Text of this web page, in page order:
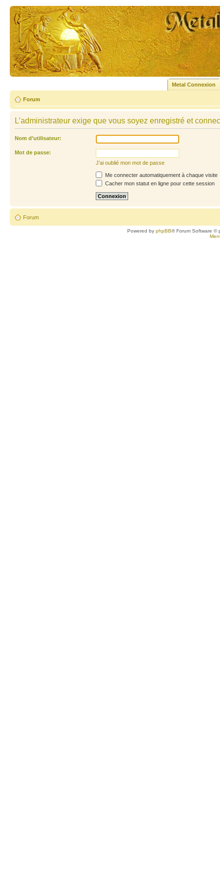
Metal Connexion
Forum
L’administrateur exige que vous soyez enregistré et
Nom d’utilisateur:
Mot de passe:
J’ai oublié mon mot de passe
Me connecter automatiquement à chaque visite
Cacher mon statut en ligne pour cette session
Forum
Powered byphpBB® Forum Software ©